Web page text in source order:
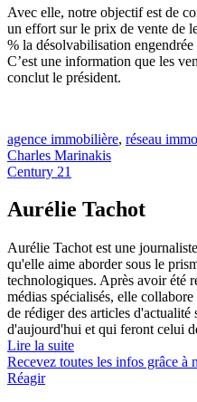
Avec elle, notre objectif est de
un effort sur le prix de vente de
% la désolvabilisation engendrée
C’est une information que les
conclut le président.
agence immobilière, réseau
Charles Marinakis
Century 21
Aurélie Tachot
Aurélie Tachot est une
qu'elle aime aborder sous le
technologiques. Après avoir été
médias spécialisés, elle
de rédiger des articles
d'aujourd'hui et qui feront celui
Lire la suite
Recevez toutes les infos grâce à
Réagir